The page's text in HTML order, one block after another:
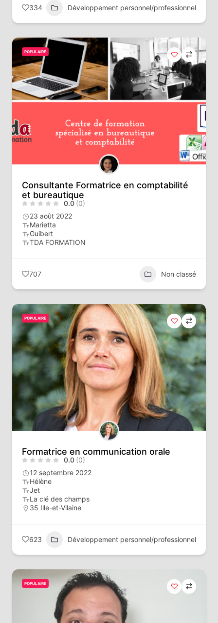
334 Développement personnel/professionnel
POPULAIRE
Consultante Formatrice en comptabilité
et bureautique
0.0 (0)
23 août 2022
Marietta
Guibert
TDA FORMATION
707 Non classé
POPULAIRE
Formatrice en communication orale
0.0 (0)
12 septembre 2022
Hélène
Jet
La clé des champs
35 Ille-et-Vilaine
623 Développement personnel/professionnel
POPULAIRE